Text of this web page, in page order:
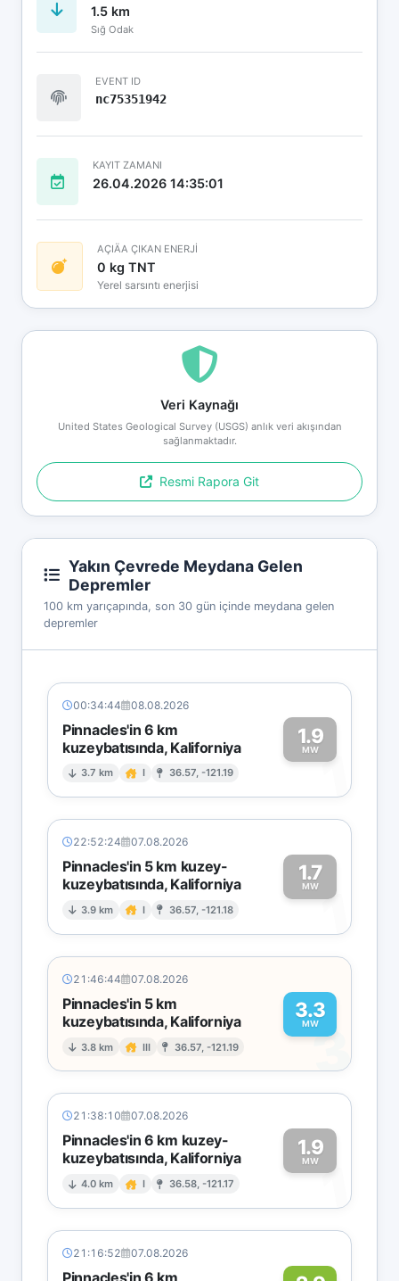
1.5 km
Sığ Odak
EVENT ID
nc75351942
KAYIT ZAMANI
26.04.2026 14:35:01
AÇIÄA ÇIKAN ENERJİ
0 kg TNT
Yerel sarsıntı enerjisi
Veri Kaynağı
United States Geological Survey (USGS) anlık veri akışından
sağlanmaktadır.
Resmi Rapora Git
Yakın Çevrede Meydana Gelen
Depremler
100 km yarıçapında, son 30 gün içinde meydana gelen
depremler
00:34:44 08.08.2026
Pinnacles'in 6 km
kuzeybatısında, Kaliforniya
3.7 km I 36.57, -121.19
1.9
MW1
22:52:24 07.08.2026
Pinnacles'in 5 km kuzey-
kuzeybatısında, Kaliforniya
3.9 km I 36.57, -121.18
1.7
MW1
21:46:44 07.08.2026
Pinnacles'in 5 km
kuzeybatısında, Kaliforniya
3.8 km III 36.57, -121.19
3.3
MW
3
21:38:10 07.08.2026
Pinnacles'in 6 km kuzey-
kuzeybatısında, Kaliforniya
4.0 km I 36.58, -121.17
1.9
MW1
21:16:52 07.08.2026
Pinnacles'in 6 km